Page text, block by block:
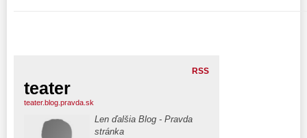
RSS
teater
teater.blog.pravda.sk
Len ďalšia Blog - Pravda
stránka